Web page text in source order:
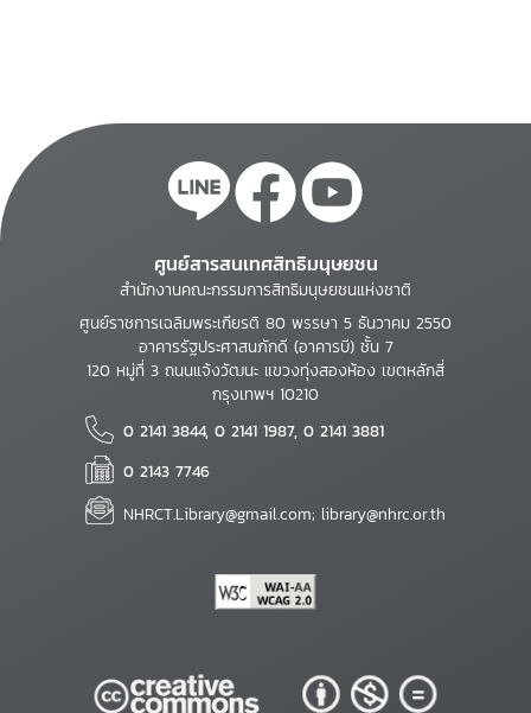
ศูนย์สารสนเทศสิทธิมนุษยชน
สำนักงานคณะกรรมการสิทธิมนุษยชนแห่งชาติ
ศูนย์ราชการเฉลิมพระเกียรติ 80 พรรษา 5 ธันวาคม 2550
อาคารรัฐประศาสนภักดี (อาคารบี) ชั้น 7
120 หมู่ที่ 3 ถนนแจ้งวัฒนะ แขวงทุ่งสองห้อง เขตหลักสี่
กรุงเทพฯ 10210
0 2141 3844, 0 2141 1987, 0 2141 3881
0 2143 7746
NHRCT.Library@gmail.com; library@nhrc.or.th